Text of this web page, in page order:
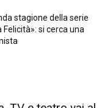
stagione della serie
Felicità»: si cerca una